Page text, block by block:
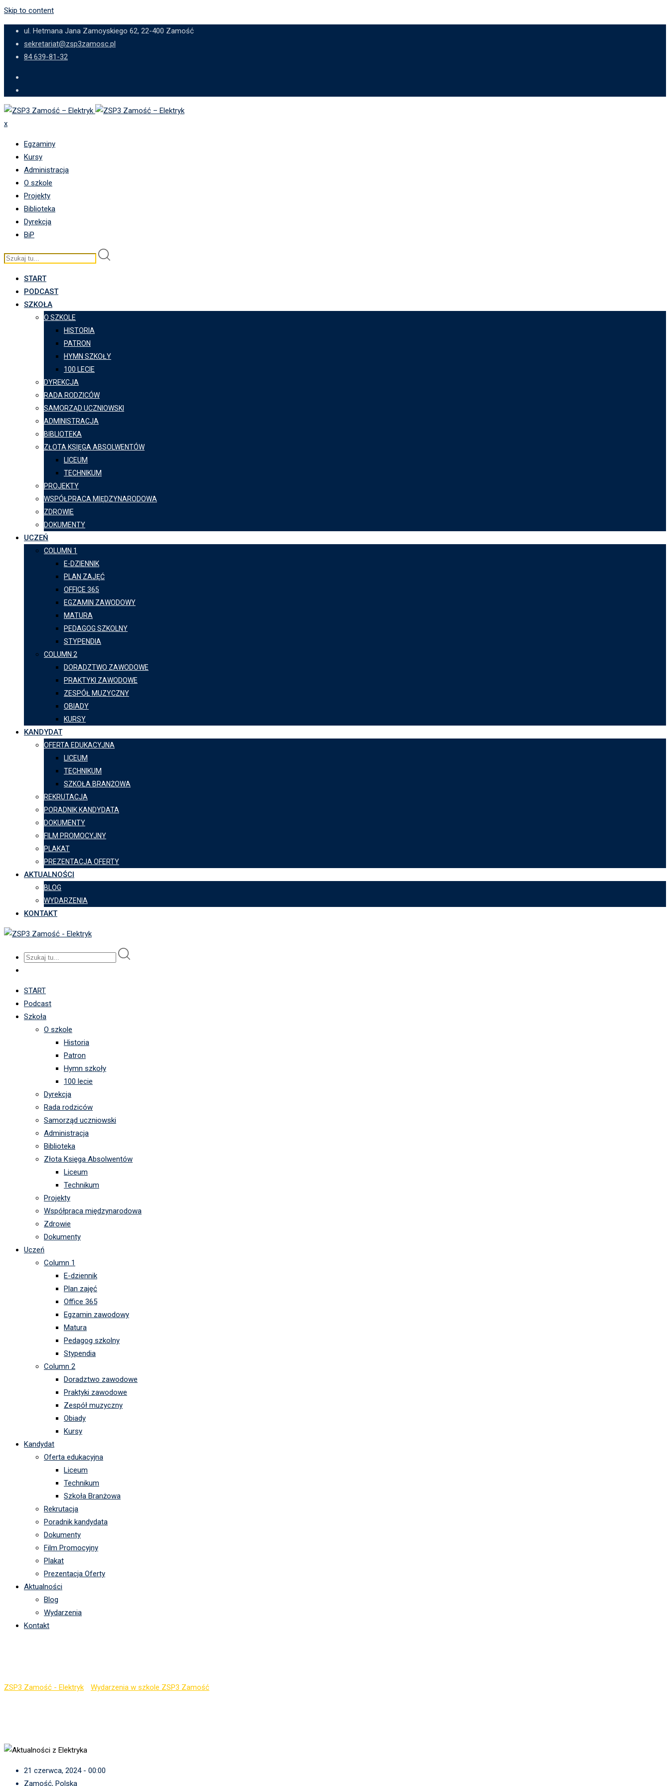
Skip to content
ul. Hetmana Jana Zamoyskiego 62, 22-400 Zamość
sekretariat@zsp3zamosc.pl
84 639-81-32
x
Egzaminy
Kursy
Administracja
O szkole
Projekty
Biblioteka
Dyrekcja
BiP
START
PODCAST
SZKOŁA
O SZKOLE
HISTORIA
PATRON
HYMN SZKOŁY
100 LECIE
DYREKCJA
RADA RODZICÓW
SAMORZĄD UCZNIOWSKI
ADMINISTRACJA
BIBLIOTEKA
ZŁOTA KSIĘGA ABSOLWENTÓW
LICEUM
TECHNIKUM
PROJEKTY
WSPÓŁPRACA MIĘDZYNARODOWA
ZDROWIE
DOKUMENTY
UCZEŃ
COLUMN 1
E-DZIENNIK
PLAN ZAJĘĆ
OFFICE 365
EGZAMIN ZAWODOWY
MATURA
PEDAGOG SZKOLNY
STYPENDIA
COLUMN 2
DORADZTWO ZAWODOWE
PRAKTYKI ZAWODOWE
ZESPÓŁ MUZYCZNY
OBIADY
KURSY
KANDYDAT
OFERTA EDUKACYJNA
LICEUM
TECHNIKUM
SZKOŁA BRANŻOWA
REKRUTACJA
PORADNIK KANDYDATA
DOKUMENTY
FILM PROMOCYJNY
PLAKAT
PREZENTACJA OFERTY
AKTUALNOŚCI
BLOG
WYDARZENIA
KONTAKT
START
Podcast
Szkoła
O szkole
Historia
Patron
Hymn szkoły
100 lecie
Dyrekcja
Rada rodziców
Samorząd uczniowski
Administracja
Biblioteka
Złota Księga Absolwentów
Liceum
Technikum
Projekty
Współpraca międzynarodowa
Zdrowie
Dokumenty
Uczeń
Column 1
E-dziennik
Plan zajęć
Office 365
Egzamin zawodowy
Matura
Pedagog szkolny
Stypendia
Column 2
Doradztwo zawodowe
Praktyki zawodowe
Zespół muzyczny
Obiady
Kursy
Kandydat
Oferta edukacyjna
Liceum
Technikum
Szkoła Branżowa
Rekrutacja
Poradnik kandydata
Dokumenty
Film Promocyjny
Plakat
Prezentacja Oferty
Aktualności
Blog
Wydarzenia
Kontakt
ZSP3 Zamość - Elektryk Wydarzenia w szkole ZSP3 Zamość
21 czerwca, 2024 - 00:00
Zamość, Polska